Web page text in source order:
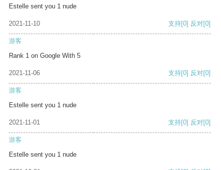
Estelle sent you 1 nude
2021-11-10 支持[0] 反对[0]
游客
Rank 1 on Google With 5
2021-11-06 支持[0] 反对[0]
游客
Estelle sent you 1 nude
2021-11-01 支持[0] 反对[0]
游客
Estelle sent you 1 nude